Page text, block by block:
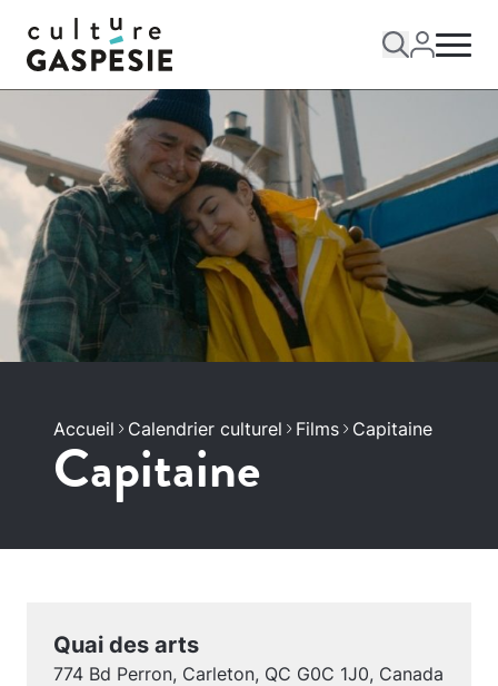
Accueil Calendrier culturel Films Capitaine
Capitaine
Quai des arts
774 Bd Perron, Carleton, QC G0C 1J0, Canada